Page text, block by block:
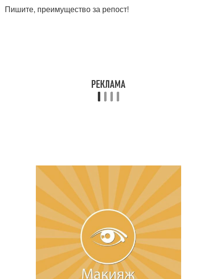
Пишите, преимущество за репост!